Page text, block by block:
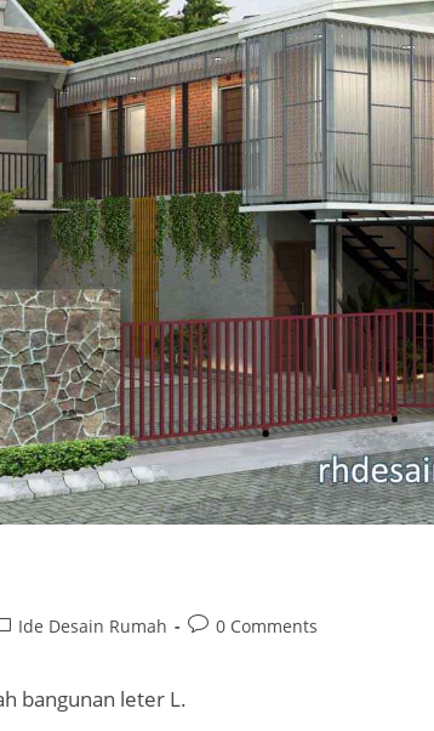
Ide Desain Rumah
Post0 Comments
bangunan leter L.